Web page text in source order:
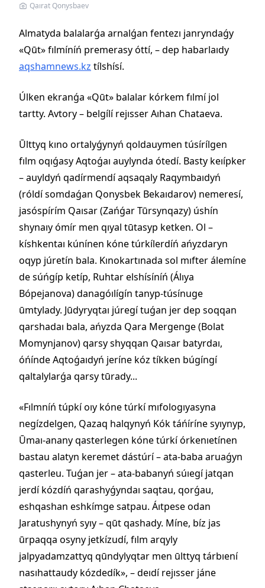
Qaırat Qonysbaev
Almatyda balalarǵa arnalǵan fentezı janryndaǵy
«Qūt» fılmíníń premerasy óttí, – dep habarlaıdy
aqshamnews.kz tílshísí.
Úlken ekranǵa «Qūt» balalar kórkem fılmí jol
tartty. Avtory – belgílí rejısser Aıhan Chataeva.
Ūlttyq kıno ortalyǵynyń qoldauymen túsírílgen
fılm oqıǵasy Aqtoǵaı auylynda ótedí. Basty keıípker
– auyldyń qadírmendí aqsaqaly Raqymbaıdyń
(róldí somdaǵan Qonysbek Bekaıdarov) nemeresí,
jasóspírím Qaısar (Zańǵar Tūrsynqazy) úshín
shynaıy ómír men qıyal tūtasyp ketken. Ol –
kíshkentaı kúnínen kóne túrkílerdíń ańyzdaryn
oqyp júretín bala. Kınokartınada sol mıfter álemíne
de súńgíp ketíp, Ruhtar elshísíníń (Álıya
Bópejanova) danagóılígín tanyp-túsínuge
ūmtylady. Jūdyryqtaı júregí tuǵan jer dep soqqan
qarshadaı bala, ańyzda Qara Mergenge (Bolat
Momynjanov) qarsy shyqqan Qaısar batyrdaı,
óńínde Aqtoǵaıdyń jeríne kóz tíkken búgíngí
qaltalylarǵa qarsy tūrady...
«Fılmníń túpkí oıy kóne túrkí mıfologıyasyna
negízdelgen, Qazaq halqynyń Kók táńíríne syıynyp,
Ūmaı-anany qasterlegen kóne túrkí órkenıetínen
bastau alatyn keremet dástúrí – ata-baba aruaǵyn
qasterleu. Tuǵan jer – ata-babanyń súıegí jatqan
jerdí kózdíń qarashyǵyndaı saqtau, qorǵau,
eshqashan eshkímge satpau. Áıtpese odan
Jaratushynyń syıy – qūt qashady. Míne, bíz jas
ūrpaqqa osyny jetkízudí, fılm arqyly
jalpyadamzattyq qūndylyqtar men ūlttyq tárbıení
nasıhattaudy kózdedík», – deıdí rejısser jáne